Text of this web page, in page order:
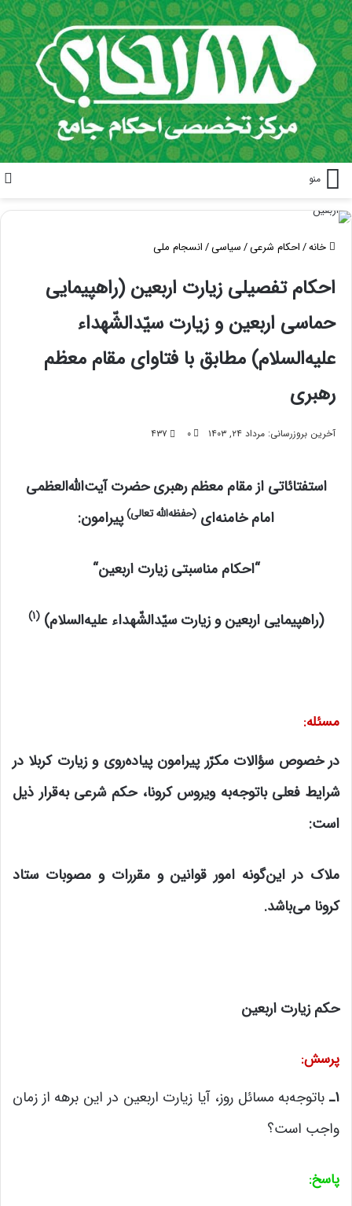
منو
خانه/احکام شرعی/سیاسی/انسجام ملی
احکام تفصیلی زیارت اربعین (راهپیمایی
حماسی اربعین و زیارت سیّدالشّهداء
علیه‌السلام) مطابق با فتاوای مقام معظم
رهبری
آخرین بروزرسانی: مرداد ۲۴, ۱۴۰۳ ۰ ۴۳۷
استفتائاتی از مقام معظم رهبری حضرت آیت‌الله‌العظمی
امام خامنه‌ای (حفظه‌الله تعالی)پیرامون:
“احکام مناسبتی زیارت اربعین“
(راهپیمایی اربعین و زیارت سیّدالشّهداء علیه‌السلام) (۱)
مسئله:
در خصوص سؤالات مکرّر پیرامون پیاده‌روی و زیارت کربلا در
شرایط فعلی باتوجه‌به ویروس کرونا، حکم شرعی به‌قرار ذیل
است:
ملاک در این‌گونه امور قوانین و مقررات و مصوبات ستاد
کرونا می‌باشد.
حکم زیارت اربعین
پرسش:
۱ـ باتوجه‌به مسائل روز، آیا زیارت اربعین در این برهه از زمان
واجب است؟
پاسخ: